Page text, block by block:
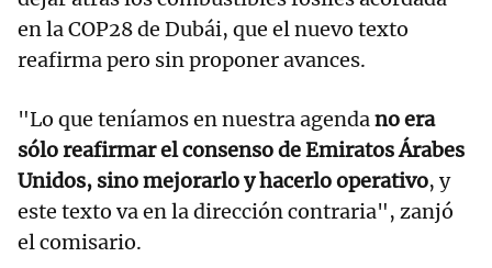
en la COP28 de Dubái, que el nuevo texto
reafirma pero sin proponer avances.
"Lo que teníamos en nuestra agendano era
sólo reafirmar el consenso de Emiratos Árabes
Unidos, sino mejorarlo y hacerlo operativo, y
este texto va en la dirección contraria", zanjó
el comisario.